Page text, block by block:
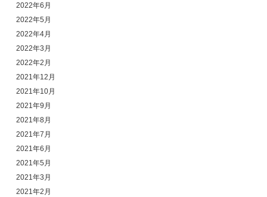
2022年6月
2022年5月
2022年4月
2022年3月
2022年2月
2021年12月
2021年10月
2021年9月
2021年8月
2021年7月
2021年6月
2021年5月
2021年3月
2021年2月